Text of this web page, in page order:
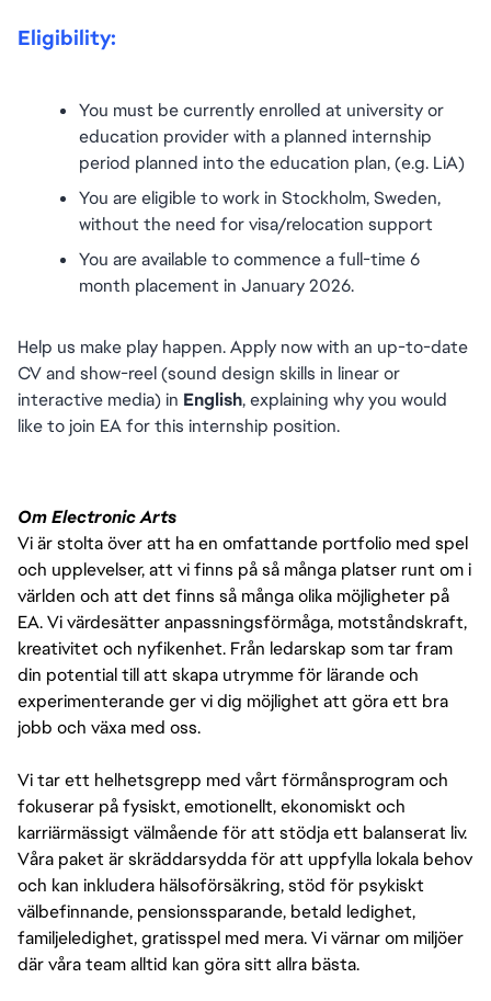
Eligibility:
You must be currently enrolled at university or
education provider with a planned internship
period planned into the education plan, (e.g. LiA)
You are eligible to work in Stockholm, Sweden,
without the need for visa/relocation support
You are available to commence a full-time 6
month placement in January 2026.
Help us make play happen. Apply now with an up-to-date
CV and show-reel (sound design skills in linear or
interactive media) in English, explaining why you would
like to join EA for this internship position.
Om Electronic Arts
Vi är stolta över att ha en omfattande portfolio med spel
och upplevelser, att vi finns på så många platser runt om i
världen och att det finns så många olika möjligheter på
EA. Vi värdesätter anpassningsförmåga, motståndskraft,
kreativitet och nyfikenhet. Från ledarskap som tar fram
din potential till att skapa utrymme för lärande och
experimenterande ger vi dig möjlighet att göra ett bra
jobb och växa med oss.
Vi tar ett helhetsgrepp med vårt förmånsprogram och
fokuserar på fysiskt, emotionellt, ekonomiskt och
karriärmässigt välmående för att stödja ett balanserat liv.
Våra paket är skräddarsydda för att uppfylla lokala behov
och kan inkludera hälsoförsäkring, stöd för psykiskt
välbefinnande, pensionssparande, betald ledighet,
familjeledighet, gratisspel med mera. Vi värnar om miljöer
där våra team alltid kan göra sitt allra bästa.